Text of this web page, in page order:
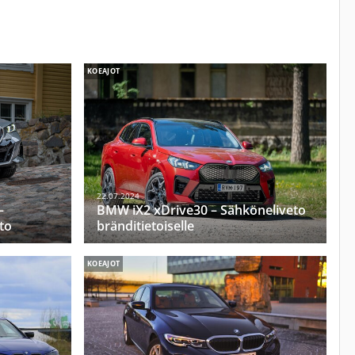
KOEAJOT
22.07.2024
BMW iX2 xDrive30 – Sähköneliveto
bränditietoiselle
KOEAJOT